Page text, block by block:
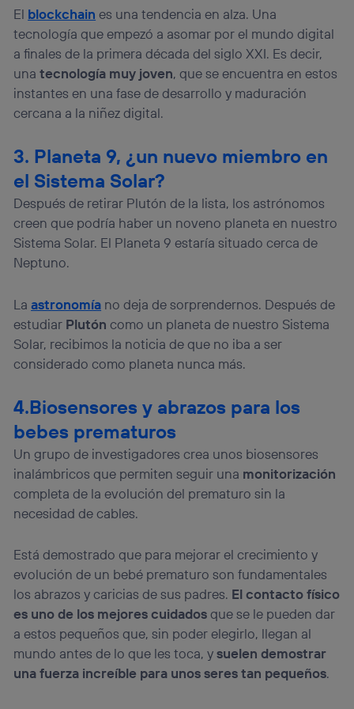
El blockchain es una tendencia en alza. Una
tecnología que empezó a asomar por el mundo digital
a finales de la primera década del siglo XXI. Es decir,
unatecnología muy joven, que se encuentra en estos
instantes en una fase de desarrollo y maduración
cercana a la niñez digital.
3. Planeta 9, ¿un nuevo miembro en
el Sistema Solar?
Después de retirar Plutón de la lista, los astrónomos
creen que podría haber un noveno planeta en nuestro
Sistema Solar. El Planeta 9 estaría situado cerca de
Neptuno.
Laastronomía no deja de sorprendernos. Después de
estudiar Plutón como un planeta de nuestro Sistema
Solar, recibimos la noticia de que no iba a ser
considerado como planeta nunca más.
4.Biosensores y abrazos para los
bebes prematuros
Un grupo de investigadores crea unos biosensores
inalámbricos que permiten seguir una monitorización
completa de la evolución del prematuro sin la
necesidad de cables.
Está demostrado que para mejorar el crecimiento y
evolución de un bebé prematuro son fundamentales
los abrazos y caricias de sus padres. El contacto físico
es uno de los mejores cuidadosque se le pueden dar
a estos pequeños que, sin poder elegirlo, llegan al
mundo antes de lo que les toca, ysuelen demostrar
una fuerza increíble para unos seres tan pequeños.
el marketing o análisis se realizará en función de las
actividades de navegación de los miembros del hogar
que hayan dado su consentimiento.
Si utilizasdatos móviles, el marketing será más
personalizado, ya que se basará únicamente en la
navegación del usuario del móvil.
Puedes gestionar los consentimientos Utiq seleccionando
visitando el portal de privacidad de Utiq
(“consenthub”) . Para más información, consulta
la política de privacidad de Utiq